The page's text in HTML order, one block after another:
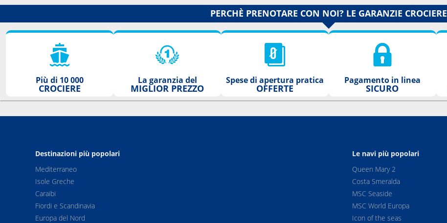
PERCHÈ PRENOTARE CON NOI? LE GARANZIE CROCIERE
Più di 10 000
CROCIERE
La garanzia del
MIGLIOR PREZZO
Spese di apertura pratica
OFFERTE
Pagamento in linea
SICURO
Destinazioni più popolari
Mediterraneo
Isole Greche
Caraibi
Fiordi e Scandinavia
Europa del Nord
Le navi più popolari
Queen Mary 2
Costa Smeralda
MSC Seaside
MSC World Europa
Icon of the seas